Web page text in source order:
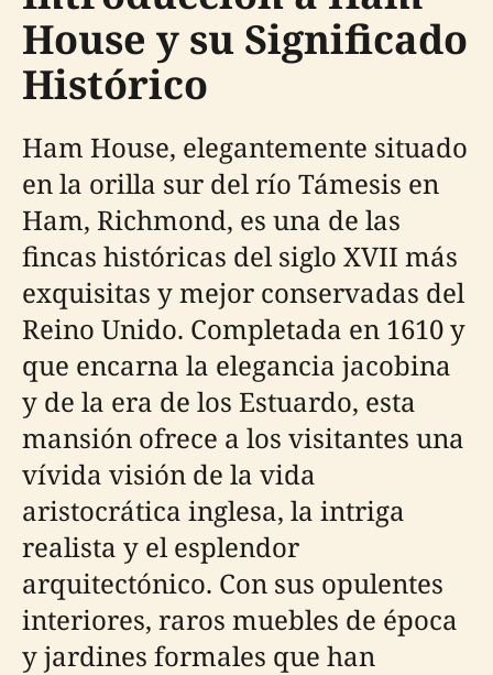
House y su Significado
Histórico
Ham House, elegantemente situado
en la orilla sur del río Támesis en
Ham, Richmond, es una de las
fincas históricas del siglo XVII más
exquisitas y mejor conservadas del
Reino Unido. Completada en 1610 y
que encarna la elegancia jacobina
y de la era de los Estuardo, esta
mansión ofrece a los visitantes una
vívida visión de la vida
aristocrática inglesa, la intriga
realista y el esplendor
arquitectónico. Con sus opulentes
interiores, raros muebles de época
y jardines formales que han